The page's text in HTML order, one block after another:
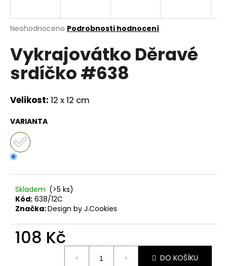
Průměrné
produktu
je
z
hvězdiček.
Neohodnoceno Podrobnosti hodnocení
Vykrajovátko Děravé
srdíčko #638
Velikost: 12 x 12 cm
VARIANTA
Skladem (>5 ks)
Kód: 638/12C
Značka:Design by J.Cookies
108 Kč
DO KOŠÍKU
j
t
?
D
o
p
o
č